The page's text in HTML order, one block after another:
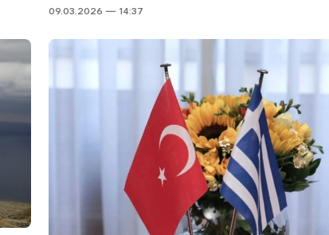
09.03.2026 — 14:37